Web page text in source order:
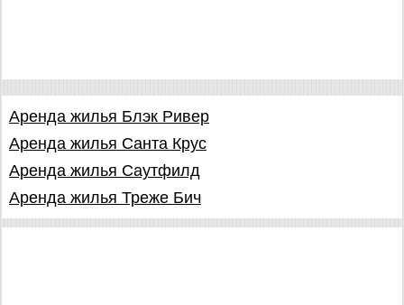
Аренда жилья Блэк Ривер
Аренда жилья Санта Крус
Аренда жилья Саутфилд
Аренда жилья Треже Бич